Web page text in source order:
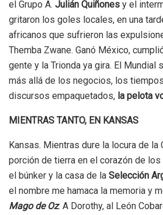
el Grupo A. Julián Quiñones y el
gritaron los goles locales, en una
africanos que sufrieron las
Themba Zwane. Ganó México,
gente y la Trionda ya gira. El Mundial
más allá de los negocios, los
discursos empaquetados, la pelota
MIENTRAS TANTO, EN KANSAS
Kansas. Mientras dure la locura de la
porción de tierra en el corazón de
el búnker y la casa de la Selección
el nombre me hamaca la memoria y
Mago de Oz. A Dorothy, al León